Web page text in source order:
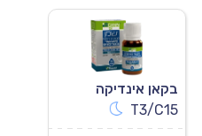
בקאן אינדיקה
T3/C15